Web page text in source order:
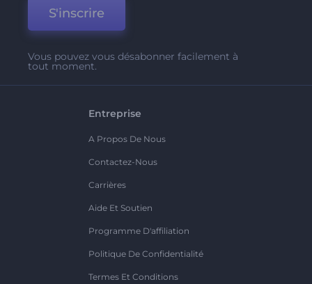
S'inscrire
Vous pouvez vous désabonner facilement à
tout moment.
Entreprise
A Propos De Nous
Contactez-Nous
Carrières
Aide Et Soutien
Programme D'affiliation
Politique De Confidentialité
Termes Et Conditions